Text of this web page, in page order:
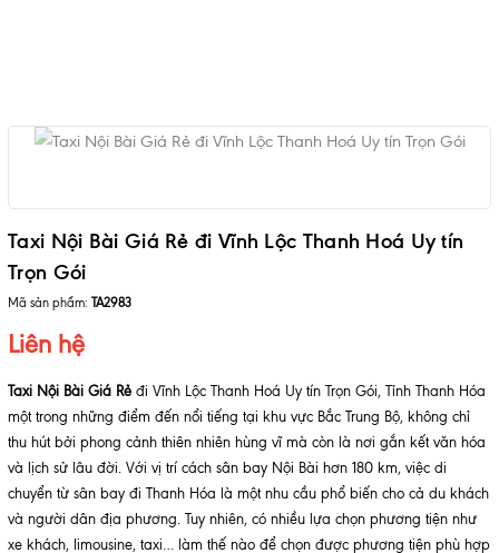
Taxi Nội Bài Giá Rẻ đi Vĩnh Lộc Thanh Hoá Uy tín
Trọn Gói
Mã sản phẩm: TA2983
Liên hệ
Taxi Nội Bài Giá Rẻ đi Vĩnh Lộc Thanh Hoá Uy tín Trọn Gói, Tỉnh Thanh Hóa
một trong những điểm đến nổi tiếng tại khu vực Bắc Trung Bộ, không chỉ
thu hút bởi phong cảnh thiên nhiên hùng vĩ mà còn là nơi gắn kết văn hóa
và lịch sử lâu đời. Với vị trí cách sân bay Nội Bài hơn 180 km, việc di
chuyển từ sân bay đi Thanh Hóa là một nhu cầu phổ biến cho cả du khách
và người dân địa phương. Tuy nhiên, có nhiều lựa chọn phương tiện như
xe khách, limousine, taxi… làm thế nào để chọn được phương tiện phù hợp